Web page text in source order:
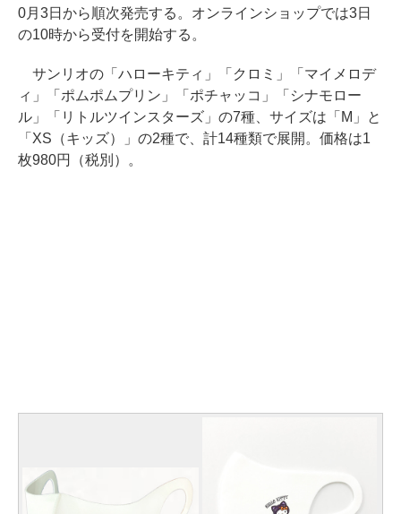
0月3日から順次発売する。オンラインショップでは3日
の10時から受付を開始する。
サンリオの「ハローキティ」「クロミ」「マイメロデ
ィ」「ポムポムプリン」「ポチャッコ」「シナモロー
ル」「リトルツインスターズ」の7種、サイズは「M」と
「XS（キッズ）」の2種で、計14種類で展開。価格は1
枚980円（税別）。